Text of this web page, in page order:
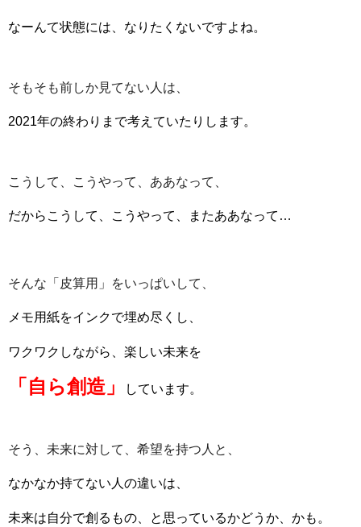
なーんて状態には、なりたくないですよね。
そもそも前しか見てない人は、
2021年の終わりまで考えていたりします。
こうして、こうやって、ああなって、
だからこうして、こうやって、またああなって…
そんな「皮算用」をいっぱいして、
メモ用紙をインクで埋め尽くし、
ワクワクしながら、楽しい未来を
「自ら創造」 しています。
そう、未来に対して、希望を持つ人と、
なかなか持てない人の違いは、
未来は自分で創るもの、と思っているかどうか、かも。